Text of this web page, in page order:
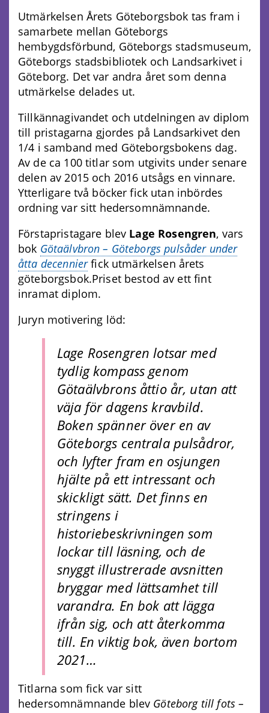
Utmärkelsen Årets Göteborgsbok tas fram i
samarbete mellan Göteborgs
hembygdsförbund, Göteborgs stadsmuseum,
Göteborgs stadsbibliotek och Landsarkivet i
Göteborg. Det var andra året som denna
utmärkelse delades ut.
Tillkännagivandet och utdelningen av diplom
till pristagarna gjordes på Landsarkivet den
1/4 i samband med Göteborgsbokens dag.
Av de ca 100 titlar som utgivits under senare
delen av 2015 och 2016 utsågs en vinnare.
Ytterligare två böcker fick utan inbördes
ordning var sitt hedersomnämnande.
Förstapristagare blev Lage Rosengren, vars
bok Götaälvbron – Göteborgs pulsåder under
åtta decennierfick utmärkelsen årets
göteborgsbok.Priset bestod av ett fint
inramat diplom.
Juryn motivering löd:
Lage Rosengren lotsar med
tydlig kompass genom
Götaälvbrons åttio år, utan att
väja för dagens kravbild.
Boken spänner över en av
Göteborgs centrala pulsådror,
och lyfter fram en osjungen
hjälte på ett intressant och
skickligt sätt. Det finns en
stringens i
historiebeskrivningen som
lockar till läsning, och de
snyggt illustrerade avsnitten
bryggar med lättsamhet till
varandra. En bok att lägga
ifrån sig, och att återkomma
till. En viktig bok, även bortom
2021…
Titlarna som fick var sitt
hedersomnämnande blev Göteborg till fots –